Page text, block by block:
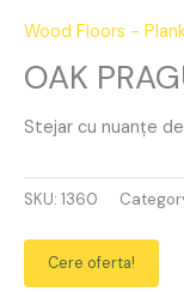
Wood Floors -
OAK
Stejar cu nuanțe
quantity
SKU: 1360
Cere oferta!